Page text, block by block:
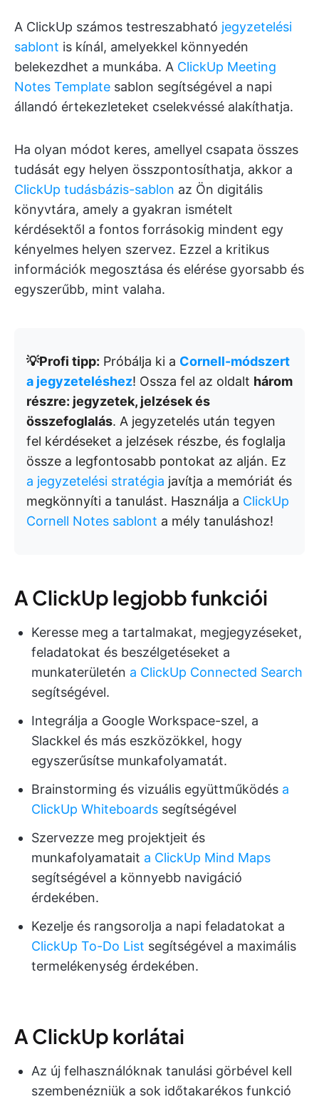
A ClickUp számos testreszabható jegyzetelési
sablont is kínál, amelyekkel könnyedén
belekezdhet a munkába. A ClickUp Meeting
Notes Template sablon segítségével a napi
állandó értekezleteket cselekvéssé alakíthatja.
Ha olyan módot keres, amellyel csapata összes
tudását egy helyen összpontosíthatja, akkor a
ClickUp tudásbázis-sablon az Ön digitális
könyvtára, amely a gyakran ismételt
kérdésektől a fontos forrásokig mindent egy
kényelmes helyen szervez. Ezzel a kritikus
információk megosztása és elérése gyorsabb és
egyszerűbb, mint valaha.
💡Profi tipp: Próbálja ki a Cornell-módszert
a jegyzeteléshez! Ossza fel az oldalt három
részre: jegyzetek, jelzések és
összefoglalás. A jegyzetelés után tegyen
fel kérdéseket a jelzések részbe, és foglalja
össze a legfontosabb pontokat az alján. Ez
a jegyzetelési stratégia javítja a memóriát és
megkönnyíti a tanulást. Használja a ClickUp
Cornell Notes sablont a mély tanuláshoz!
A ClickUp legjobb funkciói
Keresse meg a tartalmakat, megjegyzéseket,
feladatokat és beszélgetéseket a
munkaterületén a ClickUp Connected Search
segítségével.
Integrálja a Google Workspace-szel, a
Slackkel és más eszközökkel, hogy
egyszerűsítse munkafolyamatát.
Brainstorming és vizuális együttműködés a
ClickUp Whiteboards segítségével
Szervezze meg projektjeit és
munkafolyamatait a ClickUp Mind Maps
segítségével a könnyebb navigáció
érdekében.
Kezelje és rangsorolja a napi feladatokat a
ClickUp To-Do List segítségével a maximális
termelékenység érdekében.
A ClickUp korlátai
Az új felhasználóknak tanulási görbével kell
szembenézniük a sok időtakarékos funkció